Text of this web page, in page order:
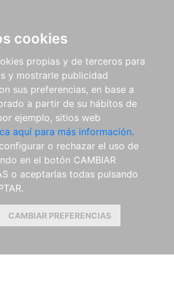
cookies
propias y de terceros para
y mostrarle publicidad
sus preferencias, en base a
a partir de su hábitos de
ejemplo, sitios web
aquí para más información.
o rechazar el uso de
en el botón CAMBIAR
o aceptarlas todas pulsando
CAMBIAR PREFERENCIAS